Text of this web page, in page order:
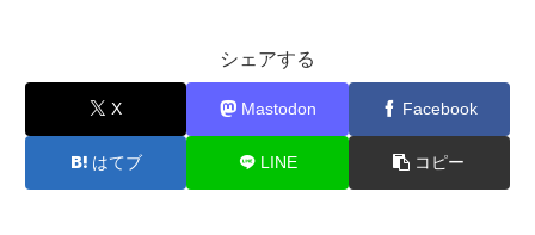
シェアする
X Mastodon Facebook
はてブ LINE コピー